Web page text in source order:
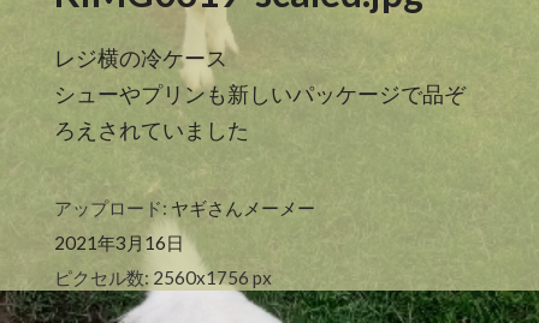
レジ横の冷ケース
シューやプリンも新しいパッケージで品ぞ
ろえされていました
アップロード: ヤギさんメーメー
2021年3月16日
ピクセル数: 2560x1756 px